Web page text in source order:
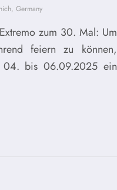
Germany
zum 30. Mal: Um
feiern zu können,
04. bis 06.09.2025 ein